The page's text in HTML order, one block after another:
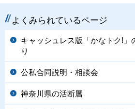
よくみられているページ
キャッシュレス版「かなトク!」
り
公私合同説明・相談会
神奈川県の活断層